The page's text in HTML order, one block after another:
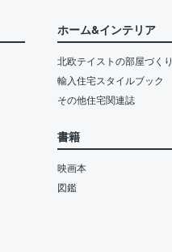
ホーム&インテリア
北欧テイストの部屋づくり
輸入住宅スタイルブック
その他住宅関連誌
書籍
映画本
図鑑